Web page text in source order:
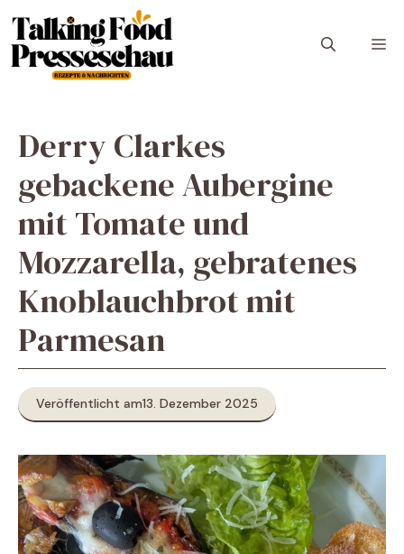
Inhalt
springen
Derry Clarkes
gebackene Aubergine
mit Tomate und
Mozzarella, gebratenes
Knoblauchbrot mit
Parmesan
Veröffentlicht am13. Dezember 2025